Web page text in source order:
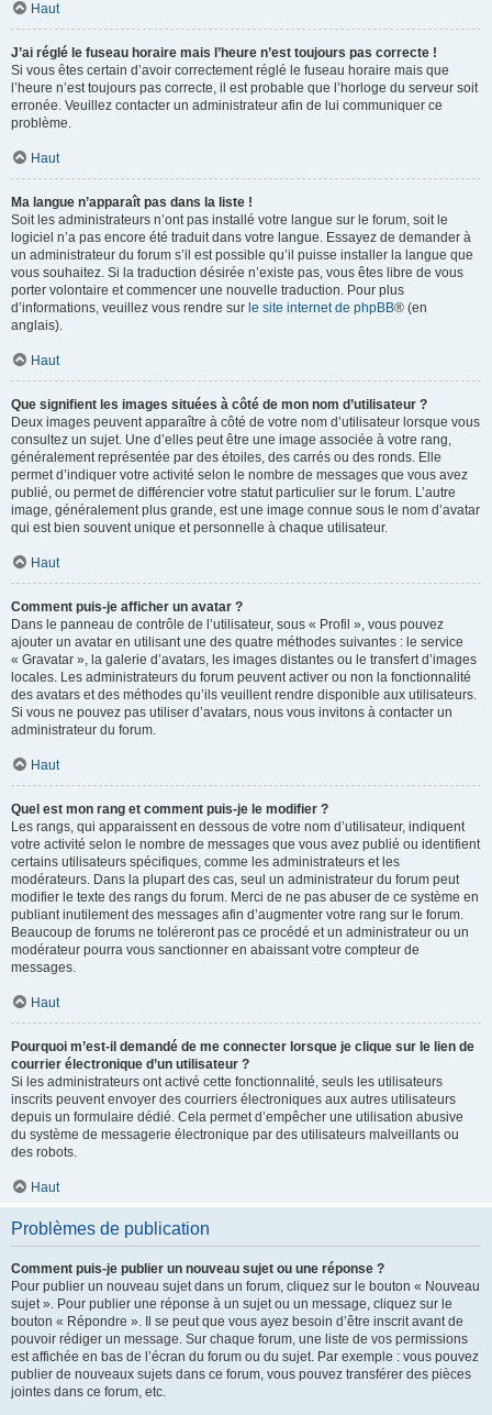
Haut
J’ai réglé le fuseau horaire mais l’heure n’est toujours pas correcte !
Si vous êtes certain d’avoir correctement réglé le fuseau horaire mais que
l’heure n’est toujours pas correcte, il est probable que l’horloge du serveur soit
erronée. Veuillez contacter un administrateur afin de lui communiquer ce
problème.
Haut
Ma langue n’apparaît pas dans la liste !
Soit les administrateurs n’ont pas installé votre langue sur le forum, soit le
logiciel n’a pas encore été traduit dans votre langue. Essayez de demander à
un administrateur du forum s’il est possible qu’il puisse installer la langue que
vous souhaitez. Si la traduction désirée n’existe pas, vous êtes libre de vous
porter volontaire et commencer une nouvelle traduction. Pour plus
d’informations, veuillez vous rendre sur le site internet de phpBB® (en
anglais).
Haut
Que signifient les images situées à côté de mon nom d’utilisateur ?
Deux images peuvent apparaître à côté de votre nom d’utilisateur lorsque vous
consultez un sujet. Une d’elles peut être une image associée à votre rang,
généralement représentée par des étoiles, des carrés ou des ronds. Elle
permet d’indiquer votre activité selon le nombre de messages que vous avez
publié, ou permet de différencier votre statut particulier sur le forum. L’autre
image, généralement plus grande, est une image connue sous le nom d’avatar
qui est bien souvent unique et personnelle à chaque utilisateur.
Haut
Comment puis-je afficher un avatar ?
Dans le panneau de contrôle de l’utilisateur, sous « Profil », vous pouvez
ajouter un avatar en utilisant une des quatre méthodes suivantes : le service
« Gravatar », la galerie d’avatars, les images distantes ou le transfert d’images
locales. Les administrateurs du forum peuvent activer ou non la fonctionnalité
des avatars et des méthodes qu’ils veuillent rendre disponible aux utilisateurs.
Si vous ne pouvez pas utiliser d’avatars, nous vous invitons à contacter un
administrateur du forum.
Haut
Quel est mon rang et comment puis-je le modifier ?
Les rangs, qui apparaissent en dessous de votre nom d’utilisateur, indiquent
votre activité selon le nombre de messages que vous avez publié ou identifient
certains utilisateurs spécifiques, comme les administrateurs et les
modérateurs. Dans la plupart des cas, seul un administrateur du forum peut
modifier le texte des rangs du forum. Merci de ne pas abuser de ce système en
publiant inutilement des messages afin d’augmenter votre rang sur le forum.
Beaucoup de forums ne toléreront pas ce procédé et un administrateur ou un
modérateur pourra vous sanctionner en abaissant votre compteur de
messages.
Haut
Pourquoi m’est-il demandé de me connecter lorsque je clique sur le lien de
courrier électronique d’un utilisateur ?
Si les administrateurs ont activé cette fonctionnalité, seuls les utilisateurs
inscrits peuvent envoyer des courriers électroniques aux autres utilisateurs
depuis un formulaire dédié. Cela permet d’empêcher une utilisation abusive
du système de messagerie électronique par des utilisateurs malveillants ou
des robots.
Haut
Problèmes de publication
Comment puis-je publier un nouveau sujet ou une réponse ?
Pour publier un nouveau sujet dans un forum, cliquez sur le bouton « Nouveau
sujet ». Pour publier une réponse à un sujet ou un message, cliquez sur le
bouton « Répondre ». Il se peut que vous ayez besoin d’être inscrit avant de
pouvoir rédiger un message. Sur chaque forum, une liste de vos permissions
est affichée en bas de l’écran du forum ou du sujet. Par exemple : vous pouvez
publier de nouveaux sujets dans ce forum, vous pouvez transférer des pièces
jointes dans ce forum, etc.